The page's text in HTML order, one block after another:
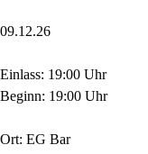
09.12.26
Einlass: 19:00 Uhr
Beginn: 19:00 Uhr
Ort: EG Bar